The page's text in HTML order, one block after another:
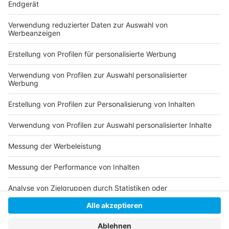
Folge uns für mehr News & Updates:
Anzeige
Livestream|Instagram| Facebook|WhatsApp-Kanal
Anzeige
Anzeige